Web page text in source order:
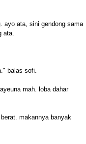
ayo ata, sini gendong sama
ata.
balas sofi.
mah. loba dahar
makannya banyak